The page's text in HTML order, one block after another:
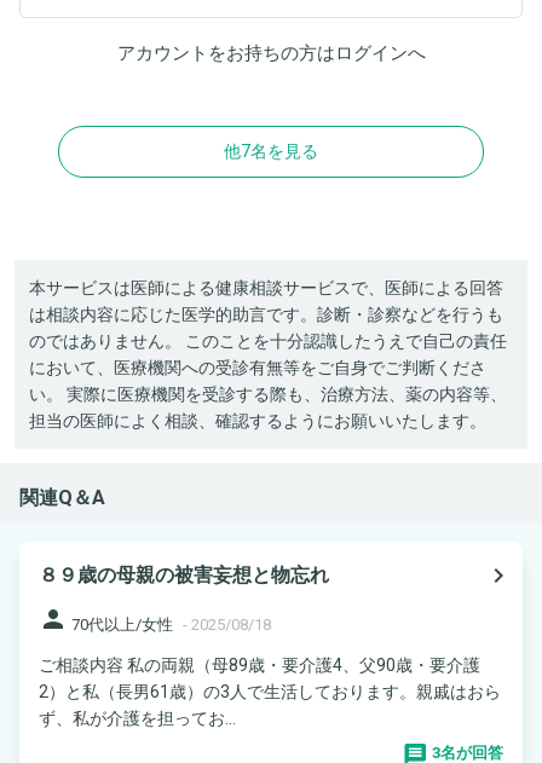
アカウントをお持ちの方はログインへ
他7名を見る
本サービスは医師による健康相談サービスで、医師による回答
は相談内容に応じた医学的助言です。診断・診察などを行うも
のではありません。 このことを十分認識したうえで自己の責任
において、医療機関への受診有無等をご自身でご判断くださ
い。 実際に医療機関を受診する際も、治療方法、薬の内容等、
担当の医師によく相談、確認するようにお願いいたします。
関連Q＆A
８９歳の母親の被害妄想と物忘れ
navigate_next
person 70代以上/女性 - 2025/08/18
ご相談内容 私の両親（母89歳・要介護4、父90歳・要介護
2）と私（長男61歳）の3人で生活しております。親戚はおら
ず、私が介護を担ってお...
3名が回答